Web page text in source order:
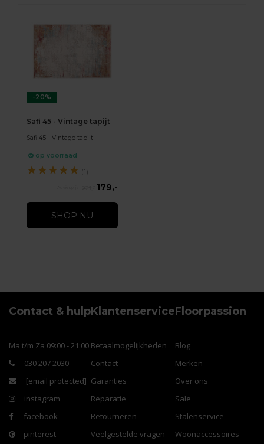
-20%
Safi 45 - Vintage tapijt
Safi 45 - Vintage tapijt
op voorraad
★★★★★ (1)
179,-
SHOP NU
Contact & hulp
Ma t/m Za 09:00 - 21:00
030 207 2030
[email protected]
instagram
facebook
pinterest
Klantenservice
Betaalmogelijkheden
Contact
Garanties
Reparatie
Retourneren
Veelgestelde vragen
Floorpassion
Blog
Merken
Over ons
Sale
Stalenservice
Woonaccessoires